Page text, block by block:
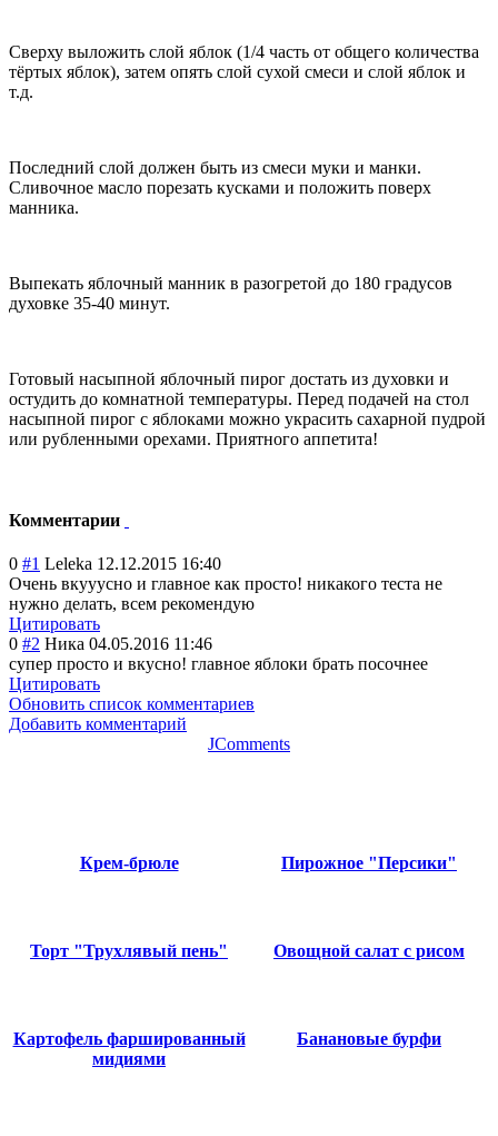
Сверху выложить слой яблок (1/4 часть от общего количества
тёртых яблок), затем опять слой сухой смеси и слой яблок и
т.д.
Последний слой должен быть из смеси муки и манки.
Сливочное масло порезать кусками и положить поверх
манника.
Выпекать яблочный манник в разогретой до 180 градусов
духовке 35-40 минут.
Готовый насыпной яблочный пирог достать из духовки и
остудить до комнатной температуры. Перед подачей на стол
насыпной пирог с яблоками можно украсить сахарной пудрой
или рубленными орехами. Приятного аппетита!
Комментарии
0 #1 Leleka 12.12.2015 16:40
Очень вкууусно и главное как просто! никакого теста не
нужно делать, всем рекомендую
Цитировать
0 #2 Ника 04.05.2016 11:46
супер просто и вкусно! главное яблоки брать посочнее
Цитировать
Обновить список комментариев
Добавить комментарий
JComments
Крем-брюле Пирожное "Персики"
Торт "Трухлявый пень" Овощной салат с рисом
Картофель фаршированный
мидиями
Банановые бурфи